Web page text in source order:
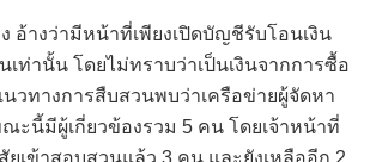
อ้างว่ามีหน้าที่เพียงเปิดบัญชีรับโอนเงิน
เท่านั้น โดยไม่ทราบว่าเป็นเงินจากการซื้อ
วทางการสืบสวนพบว่าเครือข่ายผู้จัดหา
ะนี้มีผู้เกี่ยวข้องรวม 5 คน โดยเจ้าหน้าที่